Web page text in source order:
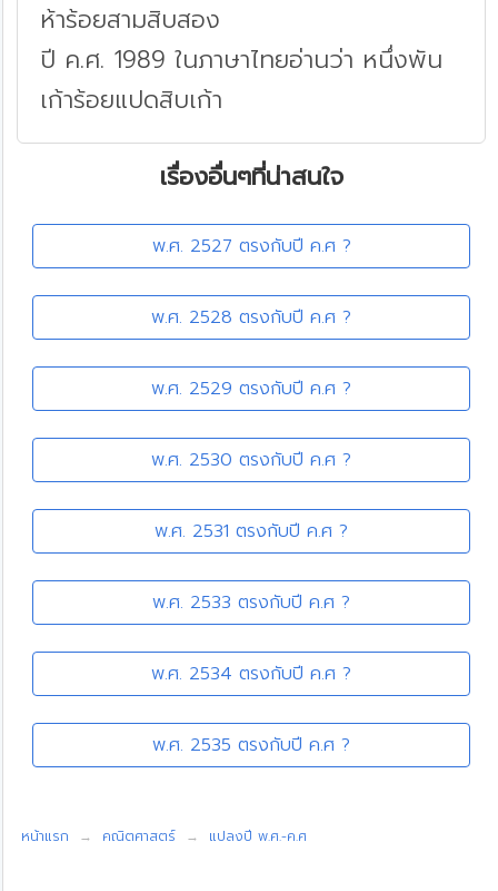
ห้าร้อยสามสิบสอง
ปี ค.ศ. 1989 ในภาษาไทยอ่านว่า หนึ่งพัน
เก้าร้อยแปดสิบเก้า
เรื่องอื่นๆที่น่าสนใจ
พ.ศ. 2527 ตรงกับปี ค.ศ ?
พ.ศ. 2528 ตรงกับปี ค.ศ ?
พ.ศ. 2529 ตรงกับปี ค.ศ ?
พ.ศ. 2530 ตรงกับปี ค.ศ ?
พ.ศ. 2531 ตรงกับปี ค.ศ ?
พ.ศ. 2533 ตรงกับปี ค.ศ ?
พ.ศ. 2534 ตรงกับปี ค.ศ ?
พ.ศ. 2535 ตรงกับปี ค.ศ ?
หน้าแรก คณิตศาสตร์ แปลงปี พ.ศ.-ค.ศ